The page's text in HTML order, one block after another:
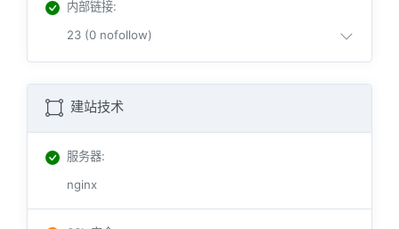
内部链接:
23 (0 nofollow)
建站技术
服务器:
nginx